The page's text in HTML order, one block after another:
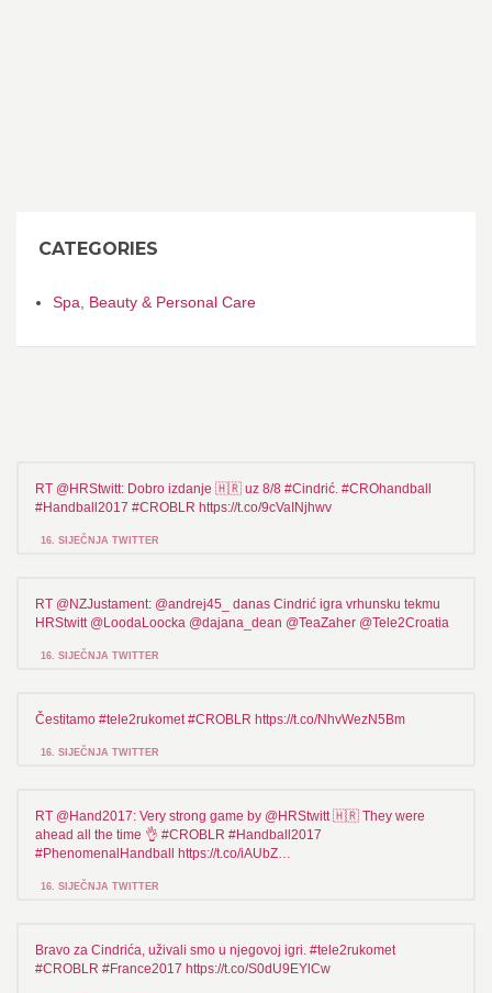
CATEGORIES
Spa, Beauty & Personal Care
RT @HRStwitt: Dobro izdanje 🇭🇷 uz 8/8 #Cindrić. #CROhandball
#Handball2017 #CROBLR https://t.co/9cVaINjhwv
16. SIJEČNJA TWITTER
RT @NZJustament: @andrej45_ danas Cindrić igra vrhunsku tekmu
HRStwitt @LoodaLoocka @dajana_dean @TeaZaher @Tele2Croatia
16. SIJEČNJA TWITTER
Čestitamo #tele2rukomet #CROBLR https://t.co/NhvWezN5Bm
16. SIJEČNJA TWITTER
RT @Hand2017: Very strong game by @HRStwitt 🇭🇷 They were
ahead all the time 👌 #CROBLR #Handball2017
#PhenomenalHandball https://t.co/iAUbZ…
16. SIJEČNJA TWITTER
Bravo za Cindrića, uživali smo u njegovoj igri. #tele2rukomet
#CROBLR #France2017 https://t.co/S0dU9EYlCw